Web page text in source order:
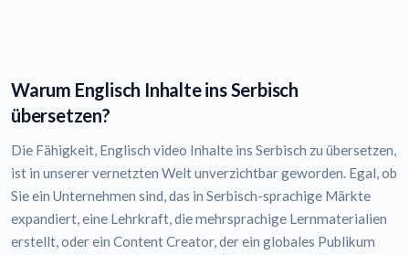
Warum Englisch Inhalte ins Serbisch
übersetzen?
Die Fähigkeit, Englisch video Inhalte ins Serbisch zu übersetzen,
ist in unserer vernetzten Welt unverzichtbar geworden. Egal, ob
Sie ein Unternehmen sind, das in Serbisch-sprachige Märkte
expandiert, eine Lehrkraft, die mehrsprachige Lernmaterialien
erstellt, oder ein Content Creator, der ein globales Publikum